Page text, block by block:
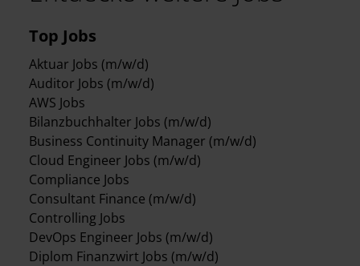
Top Jobs
Aktuar Jobs (m/w/d)
Auditor Jobs (m/w/d)
AWS Jobs
Bilanzbuchhalter Jobs (m/w/d)
Business Continuity Manager (m/w/d)
Cloud Engineer Jobs (m/w/d)
Compliance Jobs
Consultant Finance (m/w/d)
Controlling Jobs
DevOps Engineer Jobs (m/w/d)
Diplom Finanzwirt Jobs (m/w/d)